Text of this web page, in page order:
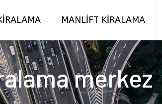
MANLİFT KİRALAMA
merkez